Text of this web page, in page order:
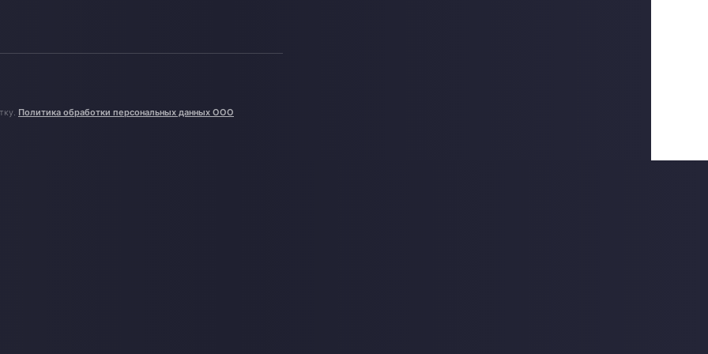
Политика обработки персональных данных ООО